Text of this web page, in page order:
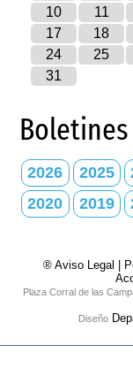
10
11
17
18
24
25
31
Boletines
2026 2025
2020
2019
® Aviso Legal
Plaza Corral de las
Diseño